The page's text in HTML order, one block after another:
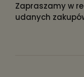
Zapraszamy w
udanych